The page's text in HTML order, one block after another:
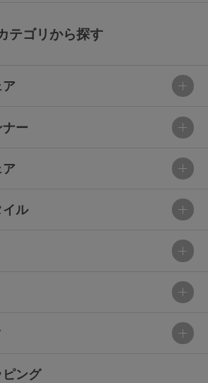
テゴリから探す
ア
ー
ア
イル
ング